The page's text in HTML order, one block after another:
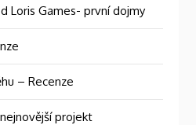
Loris Games- první dojmy
– Recenze
projekt